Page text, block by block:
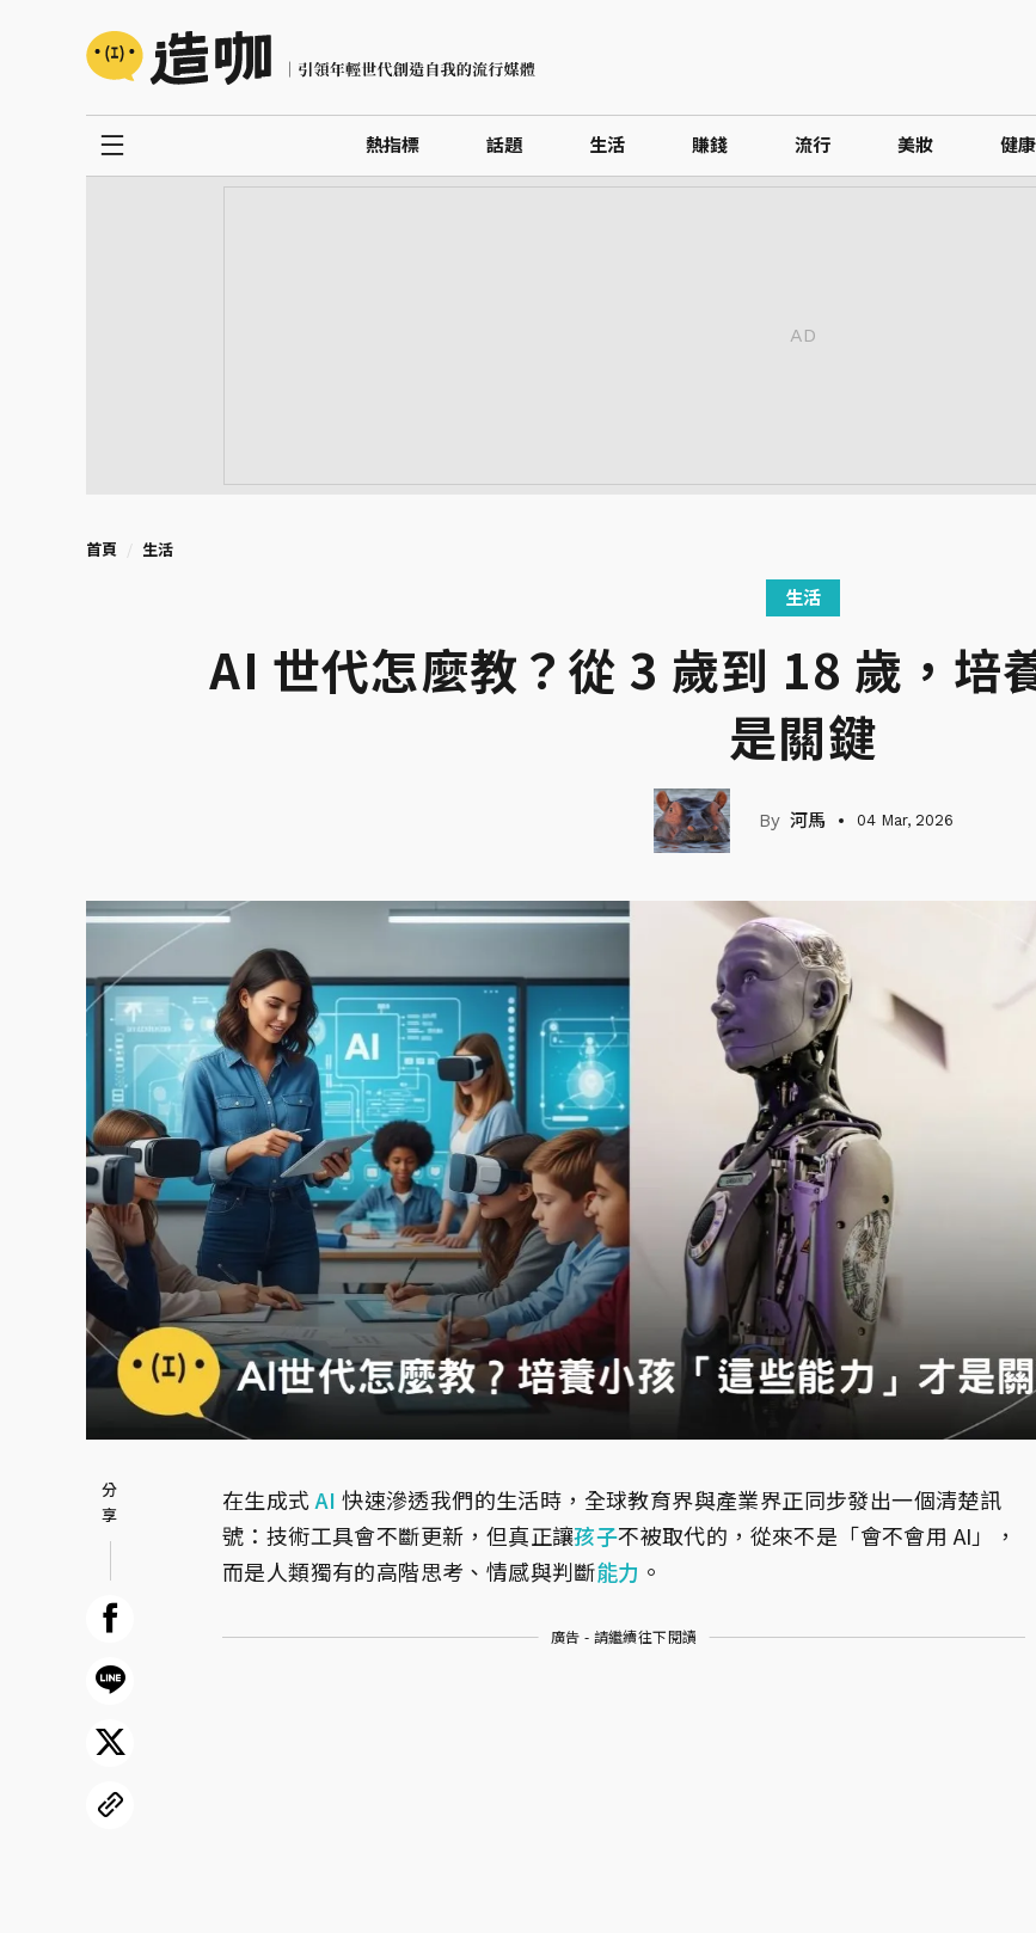
熱指標 話題 生活 賺錢 流行 美妝 健康
首頁 生活
生活
AI 世代怎麼教？從 3 歲到 18 歲，培
是關鍵
河馬 04 Mar, 2026
在生成式AI 快速滲透我們的生活時，全球教育界與產業界正同步發出一個清楚訊
號：技術工具會不斷更新，但真正讓孩子不被取代的，從來不是「會不會用 AI」，
而是人類獨有的高階思考、情感與判斷能力 。
廣告 - 請繼續往下閱讀